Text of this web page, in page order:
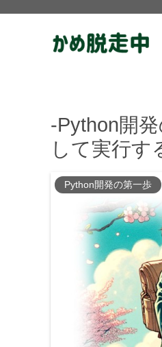
-Python開
して実行す
Python開発の第一歩